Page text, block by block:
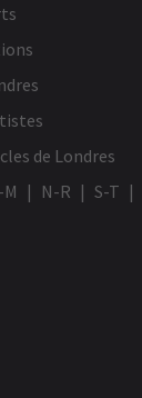
de Londres
N-R S-T